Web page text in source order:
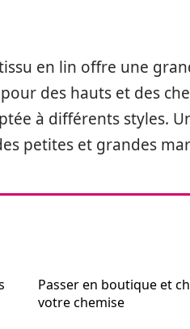
en lin offre une
des hauts et des
à différents styles.
petites et grandes
Passer en boutique et
votre chemise